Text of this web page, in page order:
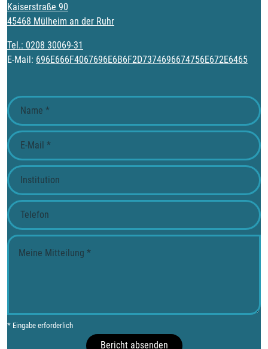
Kaiserstraße 90
45468 Mülheim an der Ruhr
Tel.: 0208 30069-31
E-Mail: 696E666F4067696E6B6F2D7374696674756E672E6465
* Eingabe erforderlich
Bericht absenden